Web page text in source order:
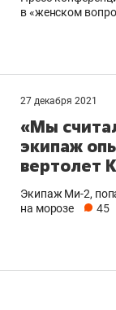
в «женском
27 декабря 2021
«Мы
экипаж
вертолет
Экипаж Ми-2,
на морозе
45